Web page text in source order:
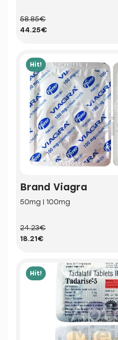
58.85€
44.25€
Hit!
Brand Viagra
50mg | 100mg
24.23€
18.21€
Hit!